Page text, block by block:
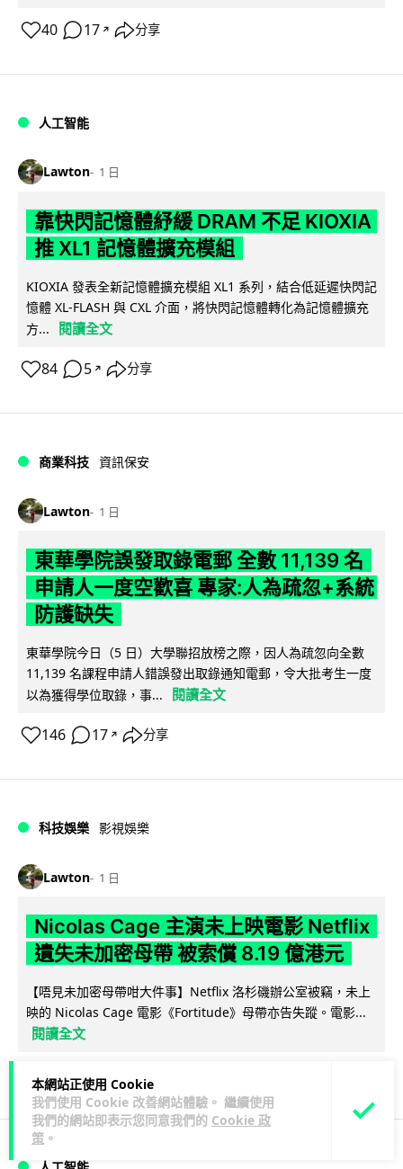
本網站正使用 Cookie
我們使用 Cookie 改善網站體驗。 繼續使用
我們的網站即表示您同意我們的 Cookie 政
策 。
40 17 ↗ 分享
人工智能
Lawton 1 日
靠快閃記憶體紓緩 DRAM 不足 KIOXIA
推 XL1 記憶體擴充模組
KIOXIA 發表全新記憶體擴充模組 XL1 系列，結合低延遲快閃記
憶體 XL-FLASH 與 CXL 介面，將快閃記憶體轉化為記憶體擴充
方...
閱讀全文
84 5 ↗ 分享
商業科技 資訊保安
Lawton 1 日
東華學院誤發取錄電郵 全數 11,139 名
申請人一度空歡喜 專家:人為疏忽+系統
防護缺失
東華學院今日（5 日）大學聯招放榜之際，因人為疏忽向全數
11,139 名課程申請人錯誤發出取錄通知電郵，令大批考生一度
以為獲得學位取錄，事...
閱讀全文
146 17 ↗ 分享
科技娛樂 影視娛樂
Lawton 1 日
Nicolas Cage 主演未上映電影 Netflix
遺失未加密母帶 被索償 8.19 億港元
【唔見未加密母帶咁大件事】Netflix 洛杉磯辦公室被竊，未上
映的 Nicolas Cage 電影《Fortitude》母帶亦告失蹤。電影...
閱讀全文
172 10